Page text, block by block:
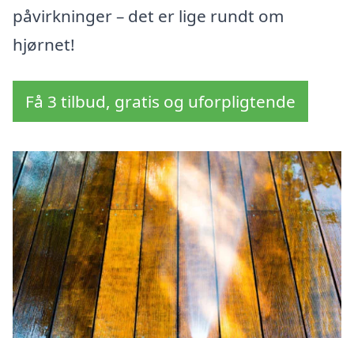
påvirkninger – det er lige rundt om
hjørnet!
Få 3 tilbud, gratis og uforpligtende